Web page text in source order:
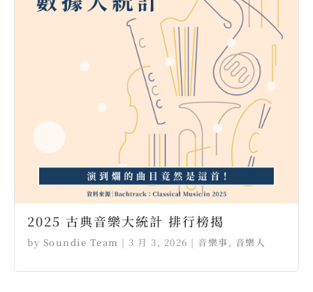
2025 古典音樂大統計 排行榜揭
by Soundie Team | 3 月 3, 2026 | 音樂事 , 音樂人